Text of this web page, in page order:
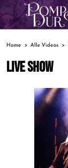
Home Alle Videos
LIVE SHOW